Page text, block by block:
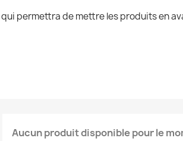
permettra de mettre les produits en
Aucun produit disponible pour le